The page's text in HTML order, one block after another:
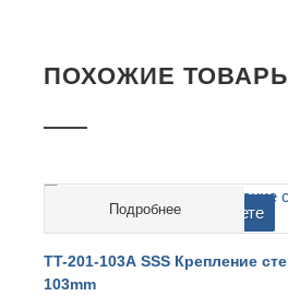
ПОХОЖИЕ
cтоимость на перерасчете
Подробнее
TT-201-103А SSS Крепление
103mm